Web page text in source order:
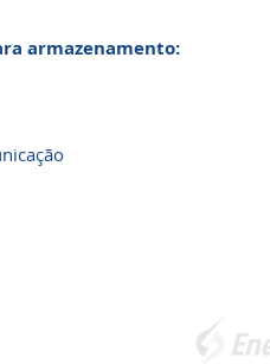
armazenamento: